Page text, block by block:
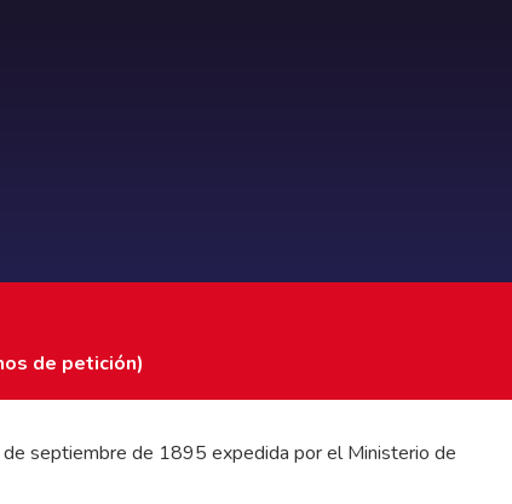
de petición)
de septiembre de 1895 expedida por el Ministerio de